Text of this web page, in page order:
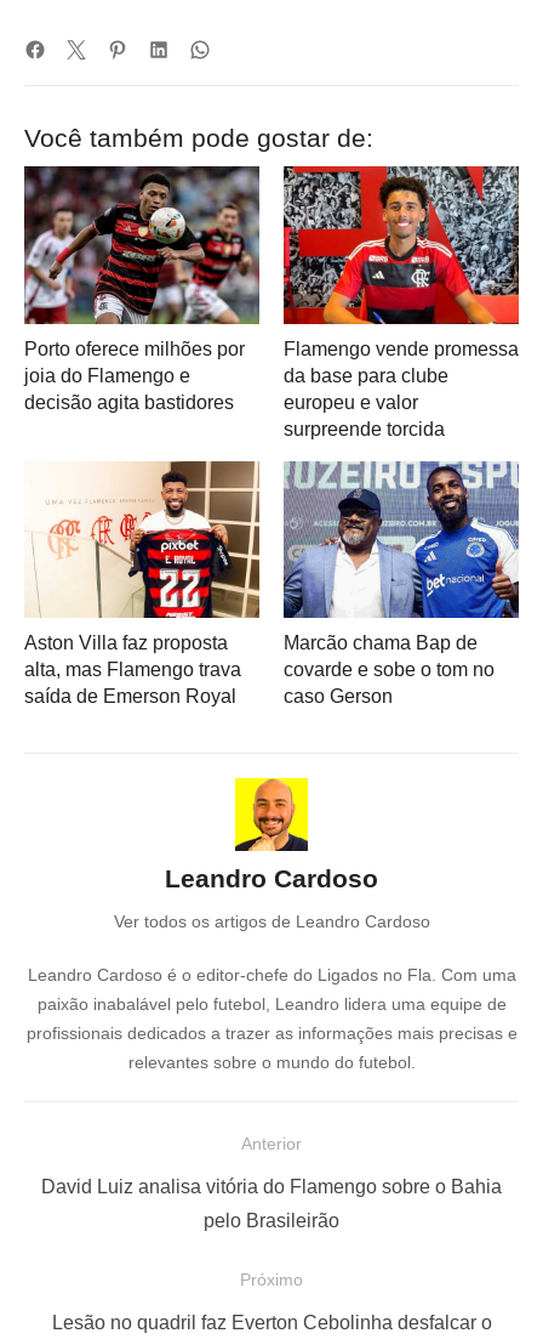
Você também pode gostar de:
Porto oferece milhões por
joia do Flamengo e
decisão agita bastidores
Flamengo vende promessa
da base para clube
europeu e valor
surpreende torcida
Aston Villa faz proposta
alta, mas Flamengo trava
saída de Emerson Royal
Marcão chama Bap de
covarde e sobe o tom no
caso Gerson
Leandro Cardoso
Ver todos os artigos de Leandro Cardoso
Leandro Cardoso é o editor-chefe do Ligados no Fla. Com uma
paixão inabalável pelo futebol, Leandro lidera uma equipe de
profissionais dedicados a trazer as informações mais precisas e
relevantes sobre o mundo do futebol.
Anterior
PDavid Luiz analisa vitória do Flamengo sobre o Bahia
pelo Brasileirão
Próximo
Lesão no quadril faz Everton Cebolinha desfalcar o